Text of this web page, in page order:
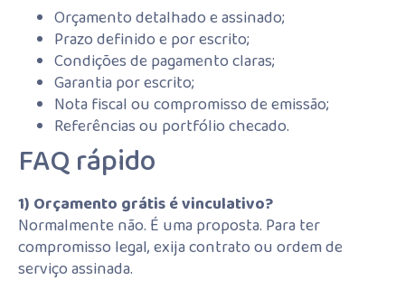
Orçamento detalhado e assinado;
Prazo definido e por escrito;
Condições de pagamento claras;
Garantia por escrito;
Nota fiscal ou compromisso de emissão;
Referências ou portfólio checado.
FAQ rápido
1) Orçamento grátis é vinculativo?
Normalmente não. É uma proposta. Para ter
compromisso legal, exija contrato ou ordem de
serviço assinada.